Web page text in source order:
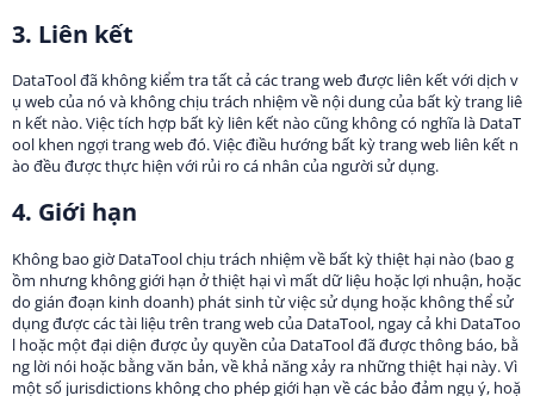
3. Liên kết
DataTool đã không kiểm tra tất cả các trang web được liên kết với dịch v
ụ web của nó và không chịu trách nhiệm về nội dung của bất kỳ trang liê
n kết nào. Việc tích hợp bất kỳ liên kết nào cũng không có nghĩa là DataT
ool khen ngợi trang web đó. Việc điều hướng bất kỳ trang web liên kết n
ào đều được thực hiện với rủi ro cá nhân của người sử dụng.
4. Giới hạn
Không bao giờ DataTool chịu trách nhiệm về bất kỳ thiệt hại nào (bao g
ồm nhưng không giới hạn ở thiệt hại vì mất dữ liệu hoặc lợi nhuận, hoặc
do gián đoạn kinh doanh) phát sinh từ việc sử dụng hoặc không thể sử
dụng được các tài liệu trên trang web của DataTool, ngay cả khi DataToo
l hoặc một đại diện được ủy quyền của DataTool đã được thông báo, bằ
ng lời nói hoặc bằng văn bản, về khả năng xảy ra những thiệt hại này. Vì
một số jurisdictions không cho phép giới hạn về các bảo đảm ngụ ý, hoặ